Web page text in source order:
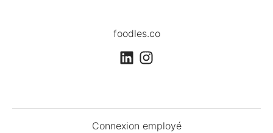
foodles.co
Connexion employé